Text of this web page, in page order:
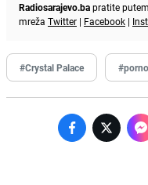
Radiosarajevo.bapratite
mreža Twitter | Facebook |
#Crystal Palace